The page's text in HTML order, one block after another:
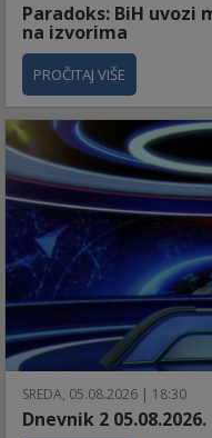
Paradoks: BiH uvozi
na izvorima
PROČITAJ VIŠE
SREDA, 05.08.2026 | 18:30
Dnevnik 2 05.08.2026.